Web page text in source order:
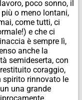
poco sonno, il
o meno lontani,
come tutti, ci
e che ci
è sempre lì,
anche la
semideserta, con
coraggio,
spirito rinnovato le
una grande